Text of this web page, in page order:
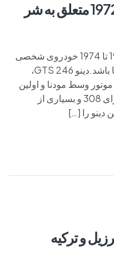
این فراری با سقف تارگا، از سال 1972 تا 1974 خودروی شخصی
خواننده پاپ بود. حالا می تواند مال شما باشد.دینو 246 GTS،
وسط مودنا و اولین
خودرو با سقف تارگا، به تعیین مسیر برای 308 و بسیاری از
دینو را […]
و ترکیه